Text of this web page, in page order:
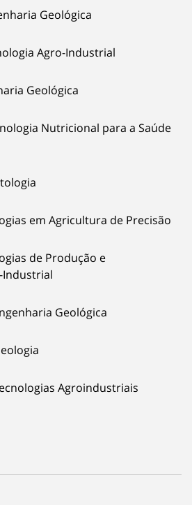
Geológica
Agro-Industrial
Geológica
Nutricional para a Saúde
em Agricultura de Precisão
de Produção e
Industrial
Geológica
Agroindustriais